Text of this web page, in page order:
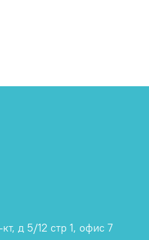
д 5/12 стр 1, офис 7